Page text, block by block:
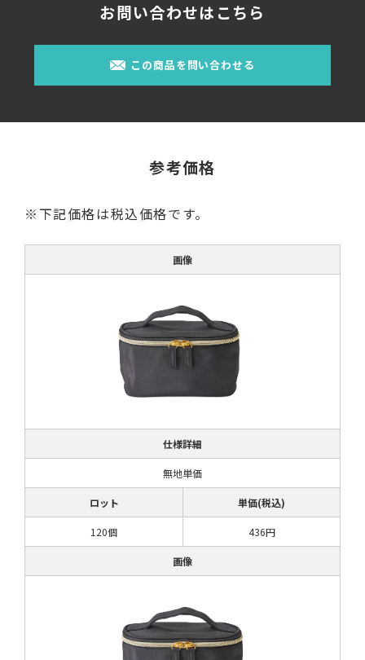
お問い合わせはこちら
この商品を問い合わせる
参考価格
※下記価格は税込価格です。
画像
仕様詳細
無地単価
ロット 単価(税込)
120個 436円
画像